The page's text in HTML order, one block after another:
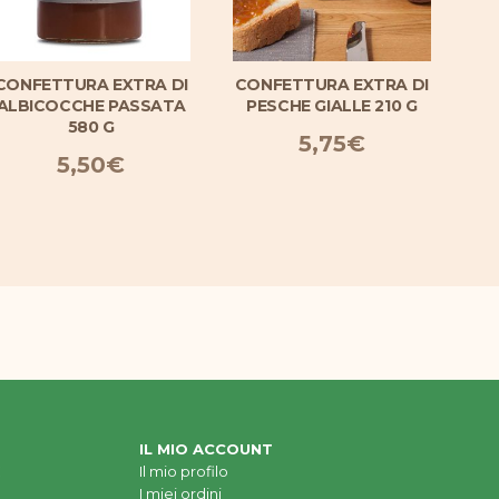
EXTRA DI
PASSATA
580 G
5,50€
CONFETTURA EXTRA DI
PESCHE GIALLE 210 G
5,75€
IL MIO ACCOUNT
Il mio profilo
I miei ordini